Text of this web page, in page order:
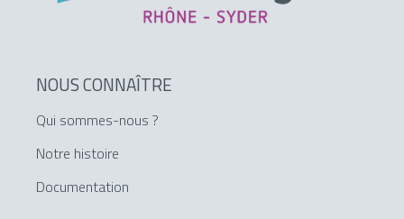
NOUS CONNAÎTRE
Qui sommes-nous ?
Notre histoire
Documentation